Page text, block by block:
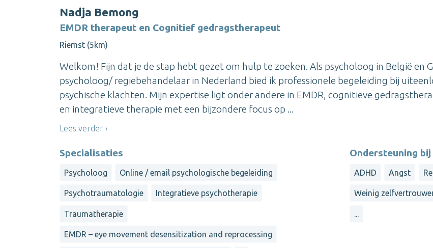
Nadja Bemong
EMDR therapeut en Cognitief gedragstherapeut
Riemst (5km)
Welkom! Fijn dat je de stap hebt gezet om hulp te zoeken. Als psycholoog in België en
psycholoog/ regiebehandelaar in Nederland bied ik professionele begeleiding bij
psychische klachten. Mijn expertise ligt onder andere in EMDR, cognitieve
en integratieve therapie met een bijzondere focus op ...
Lees verder
Specialisaties
Psycholoog Online / email psychologische begeleiding
Psychotraumatologie Integratieve psychotherapie
Traumatherapie
EMDR – eye movement desensitization and reprocessing
Ondersteuning bij
ADHD Angst
Weinig
...